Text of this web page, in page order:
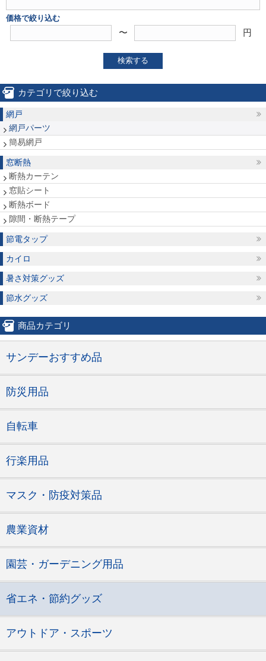
価格で絞り込む
〜 円
検索する
カテゴリで絞り込む
網戸
網戸パーツ
簡易網戸
窓断熱
断熱カーテン
窓貼シート
断熱ボード
隙間・断熱テープ
節電タップ
カイロ
暑さ対策グッズ
節水グッズ
商品カテゴリ
サンデーおすすめ品
防災用品
自転車
行楽用品
マスク・防疫対策品
農業資材
園芸・ガーデニング用品
省エネ・節約グッズ
アウトドア・スポーツ